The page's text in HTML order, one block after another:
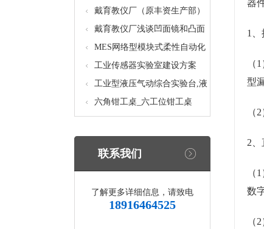
核设备
统_光机电一体化高速分拣实验
实训设备
戴育教仪厂（原丰资生产部）
助力春季高教仪器展
戴育教仪厂浅谈凹面镜和凸面
镜的区别之处
MES网络型模块式柔性自动化
生产线实验系统(八站)_模块柔
性自动化生产线教学实训设备
工业传感器实验室建设方案
工业型液压气动综合实验台,液
压气动综合实训台
六角钳工桌_六工位钳工桌
联系我们
了解更多详细信息，请致电
18916464525
器
1
（
型
（
2
（
数
（